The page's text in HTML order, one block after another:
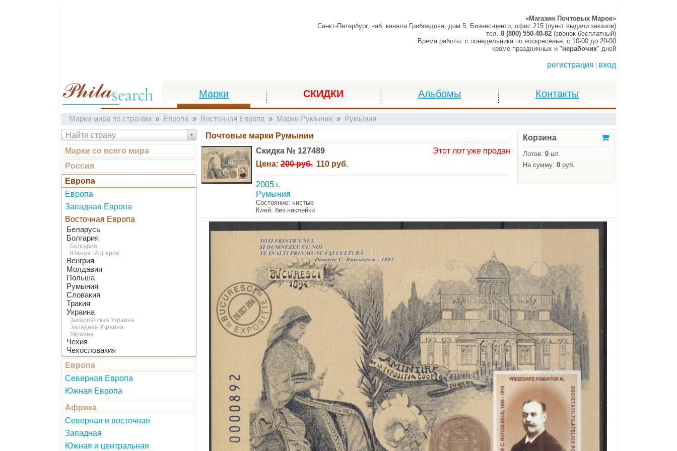
«Магазин Почтовых Марок»
Санкт-Петербург, наб. канала Грибоедова, дом 5, Бизнес-центр, офис 215 (пункт выдачи заказов)
тел. 8 (800) 550-40-82 (звонок бесплатный)
Время работы: c понедельника по воскресенье, c 10-00 до 20-00
кроме праздничных и "нерабочих" дней
регистрация вход
Марки СКИДКИ Альбомы Контакты
Марки мира по странам Европа Восточная Европа Марки Румынии Румыния
Найти страну
Марки со всего мира
Россия
Европа
Европа
Западная Европа
Восточная Европа
Беларусь
Болгария
Болгария
Южная Болгария
Венгрия
Молдавия
Польша
Румыния
Словакия
Тракия
Украина
Закарпатская Украина
Западная Украина
Украина
Чехия
Чехословакия
Европа
Северная Европа
Южная Европа
Африка
Северная и восточная
Западная
Южная и центральная
Корзина
Лотов:0 шт.
На сумму:0 руб.
Почтовые марки Румынии
Скидка № 127489
Цена:200 руб. 110 руб.
Этот лот уже продан
2005 г.
Румыния
Состояние: чистые
Клей: без наклейки